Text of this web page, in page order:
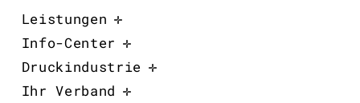
Leistungen
Info-Center
Druckindustrie
Ihr Verband